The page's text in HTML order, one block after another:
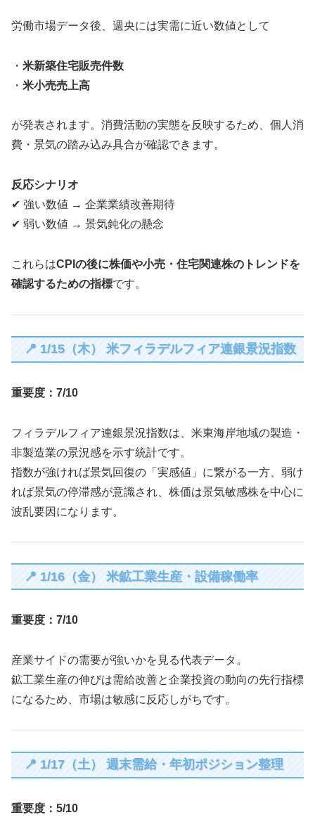
労働市場データ後、週央には実需に近い数値として
・ 米新築住宅販売件数
・ 米小売売上高
が発表されます。消費活動の実態を反映するため、個人消
費・景気の踏み込み具合が確認できます。
反応シナリオ
✔ 強い数値 → 企業業績改善期待
✔ 弱い数値 → 景気鈍化の懸念
これらはCPIの後に株価や小売・住宅関連株のトレンドを
確認するための指標です。
📍 1/15（木） 米フィラデルフィア連銀景況指数
重要度：7/10
フィラデルフィア連銀景況指数は、米東海岸地域の製造・
非製造業の景況感を示す統計です。
指数が強ければ景気回復の「実感値」に繋がる一方、弱け
れば景気の停滞感が意識され、株価は景気敏感株を中心に
波乱要因になります。
📍 1/16（金） 米鉱工業生産・設備稼働率
重要度：7/10
産業サイドの需要が強いかを見る代表データ。
鉱工業生産の伸びは需給改善と企業投資の動向の先行指標
になるため、市場は敏感に反応しがちです。
📍 1/17（土） 週末需給・年初ポジション整理
重要度：5/10